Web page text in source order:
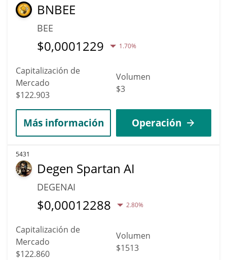
BNBEE
BEE
$0,0001229 1.70%
Capitalización de
Mercado
$122.903
Volumen
$3
Más información Operación
5431
Degen Spartan AI
DEGENAI
$0,00012288 2.80%
Capitalización de
Mercado
$122.860
Volumen
$1513